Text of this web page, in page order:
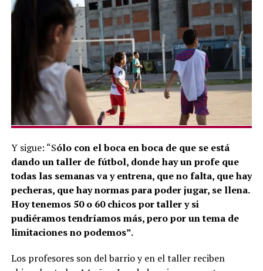
Y sigue: “Sólo con el boca en boca de que se está
dando un taller de fútbol, donde hay un profe que
todas las semanas va y entrena, que no falta, que hay
pecheras, que hay normas para poder jugar, se llena.
Hoy tenemos 50 o 60 chicos por taller y si
pudiéramos tendríamos más, pero por un tema de
limitaciones no podemos”.
Los profesores son del barrio y en el taller reciben